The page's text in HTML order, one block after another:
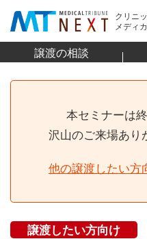
クリニ
メディ
譲渡の相談
本セミナーは
沢山のご来場あり
他の譲渡したい方
譲渡したい方向け